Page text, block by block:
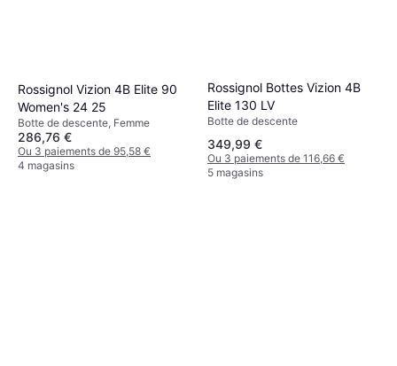
Rossignol Vizion 4B Elite 90
Women's 24 25
Botte de descente, Femme
286,76 €
Ou 3 paiements de 95,58 €
4 magasins
Rossignol Bottes Vizion 4B
Elite 130 LV
Botte de descente
349,99 €
Ou 3 paiements de 116,66 €
5 magasins